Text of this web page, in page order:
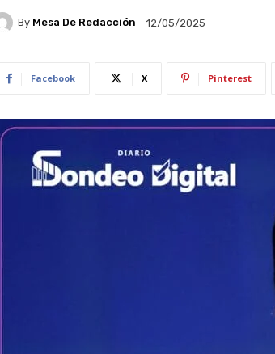
By Mesa De Redacción 12/05/2025
Facebook X Pinterest